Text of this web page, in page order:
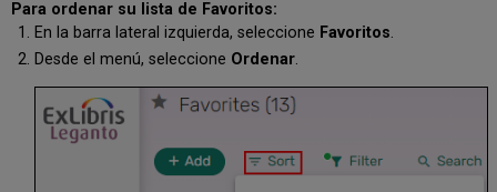
Para ordenar su lista de Favoritos:
En la barra lateral izquierda, seleccione Favoritos.
Desde el menú, seleccione Ordenar.